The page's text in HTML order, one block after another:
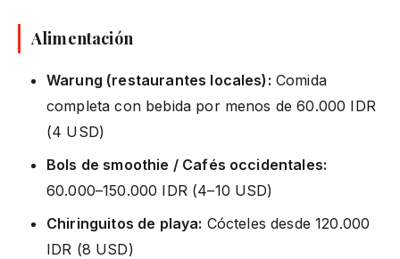
Alimentación
Warung (restaurantes locales): Comida
completa con bebida por menos de 60.000 IDR
(4 USD)
Bols de smoothie / Cafés occidentales:
60.000–150.000 IDR (4–10 USD)
Chiringuitos de playa: Cócteles desde 120.000
IDR (8 USD)